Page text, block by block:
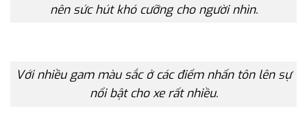
nên sức hút khó cưỡng cho người nhìn.
Với nhiều gam màu sắc ở các điểm nhấn tôn lên sự
nổi bật cho xe rất nhiều.